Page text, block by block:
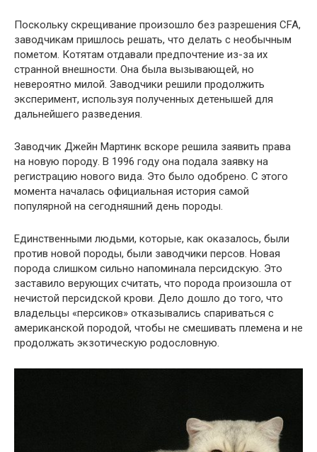
Поскольку скрещивание произошло без разрешения CFA,
заводчикам пришлось решать, что делать с необычным
пометом. Котятам отдавали предпочтение из-за их
странной внешности. Она была вызывающей, но
невероятно милой. Заводчики решили продолжить
эксперимент, используя полученных детенышей для
дальнейшего разведения.
Заводчик Джейн Мартинк вскоре решила заявить права
на новую породу. В 1996 году она подала заявку на
регистрацию нового вида. Это было одобрено. С этого
момента началась официальная история самой
популярной на сегодняшний день породы.
Единственными людьми, которые, как оказалось, были
против новой породы, были заводчики персов. Новая
порода слишком сильно напоминала персидскую. Это
заставило верующих считать, что порода произошла от
нечистой персидской крови. Дело дошло до того, что
владельцы «персиков» отказывались спариваться с
американской породой, чтобы не смешивать племена и не
продолжать экзотическую родословную.